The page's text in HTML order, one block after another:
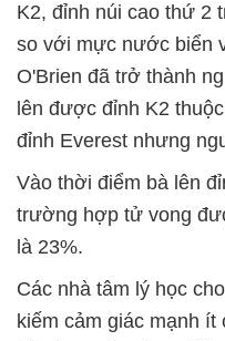
K2, đỉnh núi cao thứ 2
so với mực nước biển
O'Brien đã trở thành
lên được đỉnh K2
đỉnh Everest nhưng
Vào thời điểm bà lên
trường hợp tử vong
là 23%.
Các nhà tâm lý học
kiếm cảm giác mạnh